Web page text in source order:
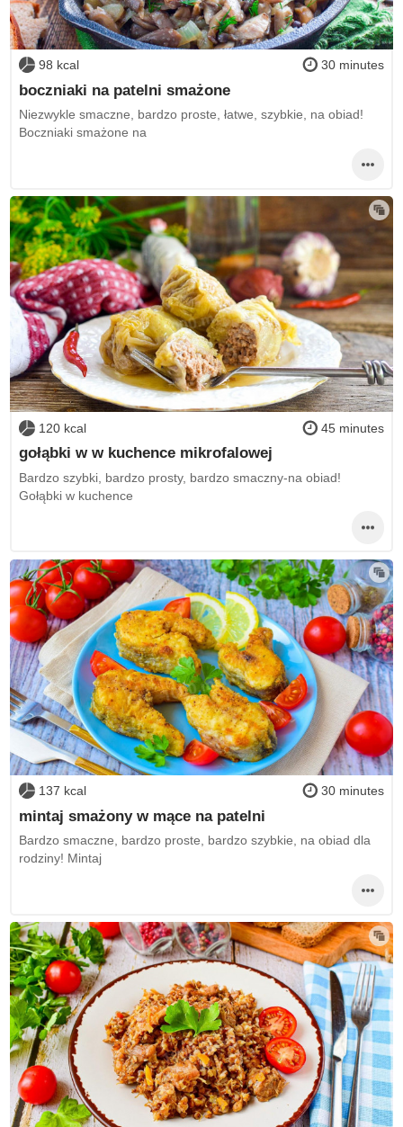
98 kcal 30 minutes
boczniaki na patelni smażone
Niezwykle smaczne, bardzo proste, łatwe, szybkie, na obiad!
Boczniaki smażone na
120 kcal 45 minutes
gołąbki w w kuchence mikrofalowej
Bardzo szybki, bardzo prosty, bardzo smaczny-na obiad!
Gołąbki w kuchence
137 kcal 30 minutes
mintaj smażony w mące na patelni
Bardzo smaczne, bardzo proste, bardzo szybkie, na obiad dla
rodziny! Mintaj